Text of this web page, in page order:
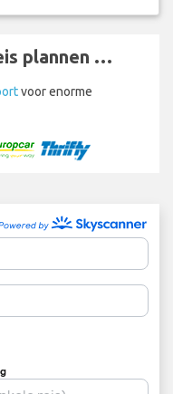
plannen …
voor enorme